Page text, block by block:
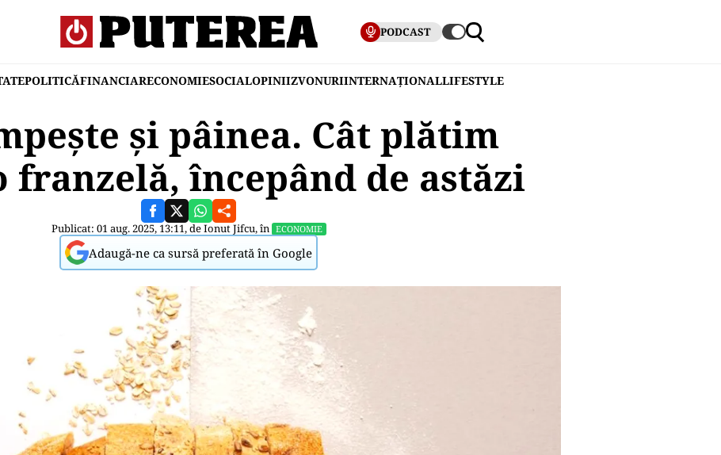
PODCAST
POLITICĂFINANCIARECONOMIESOCIALOPINIIZVONURIINTERNAȚIONALLIFESTYLE
şi pâinea. Cât plătim
franzelă, începând de astăzi
Publicat: 01 aug. 2025, 13:11, deIonut Jifcu, în ECONOMIE
Adaugă-ne ca sursă preferată în Google